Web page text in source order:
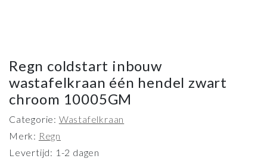
Regn coldstart inbouw
wastafelkraan één hendel zwart
chroom 10005GM
Categorie: Wastafelkraan
Merk: Regn
Levertijd: 1-2 dagen